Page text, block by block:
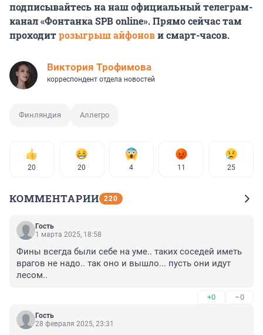
подписывайтесь на наш официальный телеграм-
канал «Фонтанка SPB online». Прямо сейчас там
проходитрозыгрыш айфонови смарт-часов.
Виктория Трофимова
корреспондент отдела новостей
Финляндия Аллегро
20 20 4 11 25
КОММЕНТАРИИ 220
Гость
1 марта 2025, 18:58
Фины всегда были себе на уме.. таких соседей иметь
врагов не надо.. так оно и вышло... пусть они идут
лесом..
+0 –0
Гость
28 февраля 2025, 23:31